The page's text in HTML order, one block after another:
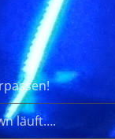
läuft….